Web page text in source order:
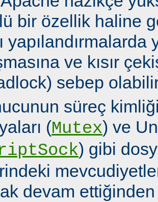
bir özellik haline
yapılandırmalarda
ve kısır
sebep
süreç
(Mutex) ve
) gibi
devam